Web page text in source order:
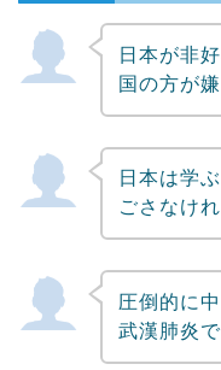
Powered by
日本が非
国の方が
日本は学
ごさなけ
圧倒的に中
武漢肺炎